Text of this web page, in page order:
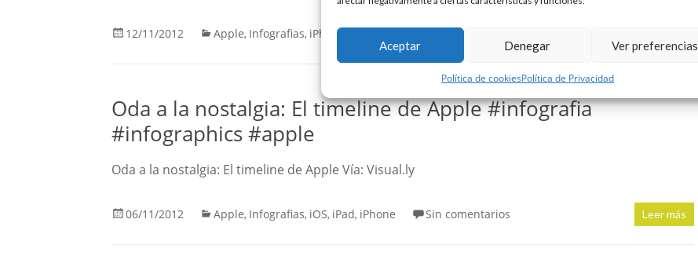
Aceptar Denegar Ver preferencias
Política de cookiesPolítica de Privacidad
12/11/2012 Apple, Infografias, iPhone
Oda a la nostalgia: El timeline de Apple #infografia
#infographics #apple
Oda a la nostalgia: El timeline de Apple Vía: Visual.ly
06/11/2012 Apple, Infografias, iOS, iPad, iPhone Sin comentarios Leer más